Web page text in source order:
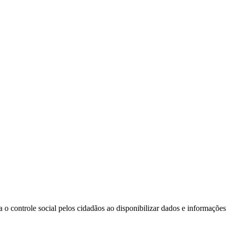
controle social pelos cidadãos ao disponibilizar dados e